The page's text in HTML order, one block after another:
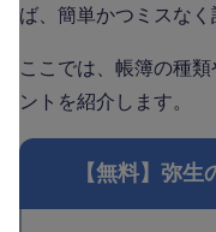
ば、簡単かつミスなく
ここでは、帳簿の種
ントを紹介します。
【無料】弥